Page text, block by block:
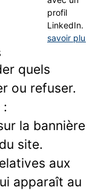
profil
LinkedIn.
savoir plus
quels
ou refuser.
:
la bannière
site.
aux
apparaît au